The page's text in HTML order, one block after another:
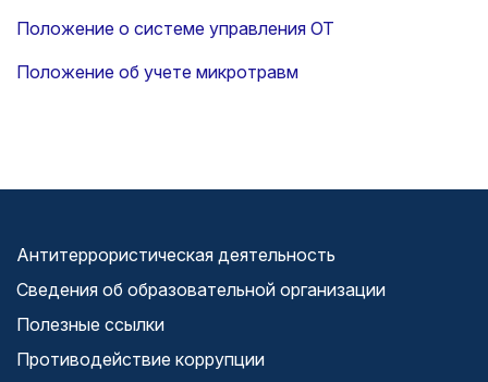
Положение о системе управления ОТ
Положение об учете микротравм
Антитеррористическая деятельность
Сведения об образовательной организации
Полезные ссылки
Противодействие коррупции